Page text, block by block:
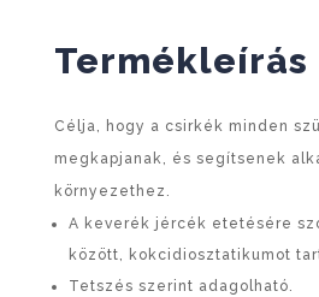
Termékleírás
Célja, hogy a csirkék minden
megkapjanak, és segítsenek
környezethez.
A keverék jércék etetésére
között, kokcidiosztatikumot
Tetszés szerint adagolható.